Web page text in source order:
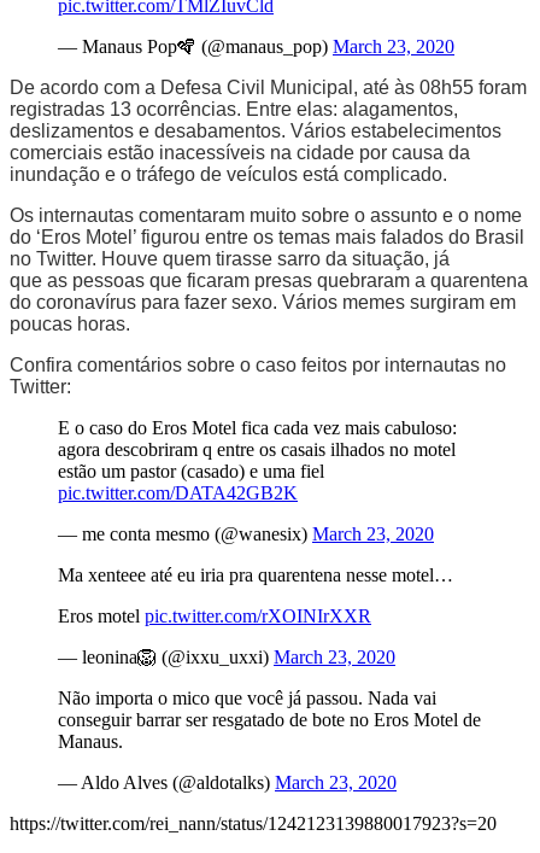
pic.twitter.com/TMlZIuvCld
— Manaus Pop🪇 (@manaus_pop) March 23, 2020
De acordo com a Defesa Civil Municipal, até às 08h55 foram
registradas 13 ocorrências. Entre elas: alagamentos,
deslizamentos e desabamentos. Vários estabelecimentos
comerciais estão inacessíveis na cidade por causa da
inundação e o tráfego de veículos está complicado.
Os internautas comentaram muito sobre o assunto e o nome
do ‘Eros Motel’ figurou entre os temas mais falados do Brasil
no Twitter. Houve quem tirasse sarro da situação, já
que as pessoas que ficaram presas quebraram a quarentena
do coronavírus para fazer sexo. Vários memes surgiram em
poucas horas.
Confira comentários sobre o caso feitos por internautas no
Twitter:
E o caso do Eros Motel fica cada vez mais cabuloso:
agora descobriram q entre os casais ilhados no motel
estão um pastor (casado) e uma fiel
pic.twitter.com/DATA42GB2K
— me conta mesmo (@wanesix) March 23, 2020
Ma xenteee até eu iria pra quarentena nesse motel…
Eros motel pic.twitter.com/rXOINIrXXR
— leonina🦁 (@ixxu_uxxi) March 23, 2020
Não importa o mico que você já passou. Nada vai
conseguir barrar ser resgatado de bote no Eros Motel de
Manaus.
— Aldo Alves (@aldotalks) March 23, 2020
https://twitter.com/rei_nann/status/1242123139880017923?s=20